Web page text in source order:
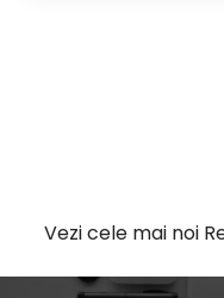
Vezi cele mai noi